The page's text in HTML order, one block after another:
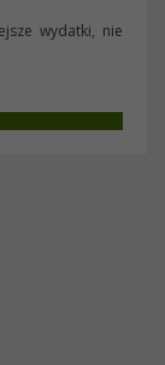
wydatki, nie